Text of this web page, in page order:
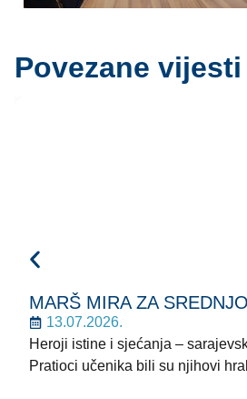
Povezane vijesti
MARŠ MIRA ZA
13.07.2026.
Heroji istine i sjećanja –
Pratioci učenika bili su njihovi